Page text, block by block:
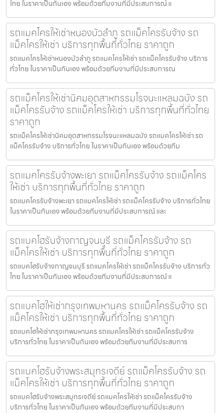
ไทย ในราคาเป็นกันเอง พร้อมด้วยทีมงานที่มีประสบการณ์ แ
รถแมคโครให้เช่าหนองบัวลำภู รถแม็คโครรับจ้าง รถ
แม็คโครให้เช่า บริการทุกพื้นที่ทั่วไทย ราคาถูก
รถแมคโครให้เช่าหนองบัวลำภู รถแมคโครให้เช่า รถแม็คโครรับจ้าง บริการ
ทั่วไทย ในราคาเป็นกันเอง พร้อมด้วยทีมงานที่มีประสบการณ
รถแม็คโครให้เช่านิคมอุตสาหกรรมโรจนะแหลมฉบัง รถ
แม็คโครรับจ้าง รถแม็คโครให้เช่า บริการทุกพื้นที่ทั่วไทย
ราคาถูก
รถแม็คโครให้เช่านิคมอุตสาหกรรมโรจนะแหลมฉบัง รถแมคโครให้เช่า รถ
แม็คโครรับจ้าง บริการทั่วไทย ในราคาเป็นกันเอง พร้อมด้วยทีม
รถแมคโครรับจ้างพะเยา รถแม็คโครรับจ้าง รถแม็คโคร
ให้เช่า บริการทุกพื้นที่ทั่วไทย ราคาถูก
รถแมคโครรับจ้างพะเยา รถแมคโครให้เช่า รถแม็คโครรับจ้าง บริการทั่วไทย
ในราคาเป็นกันเอง พร้อมด้วยทีมงานที่มีประสบการณ์ และ
รถแบคโฮรับจ้างกาญจนบุรี รถแม็คโครรับจ้าง รถ
แม็คโครให้เช่า บริการทุกพื้นที่ทั่วไทย ราคาถูก
รถแบคโฮรับจ้างกาญจนบุรี รถแมคโครให้เช่า รถแม็คโครรับจ้าง บริการทั่ว
ไทย ในราคาเป็นกันเอง พร้อมด้วยทีมงานที่มีประสบการณ์ แ
รถแบคโฮให้เช่ากรุงเทพมหานคร รถแม็คโครรับจ้าง รถ
แม็คโครให้เช่า บริการทุกพื้นที่ทั่วไทย ราคาถูก
รถแบคโฮให้เช่ากรุงเทพมหานคร รถแมคโครให้เช่า รถแม็คโครรับจ้าง
บริการทั่วไทย ในราคาเป็นกันเอง พร้อมด้วยทีมงานที่มีประสบการ
รถแบคโฮรับจ้างพระสมุทรเจดีย์ รถแม็คโครรับจ้าง รถ
แม็คโครให้เช่า บริการทุกพื้นที่ทั่วไทย ราคาถูก
รถแบคโฮรับจ้างพระสมุทรเจดีย์ รถแมคโครให้เช่า รถแม็คโครรับจ้าง
บริการทั่วไทย ในราคาเป็นกันเอง พร้อมด้วยทีมงานที่มีประสบกา